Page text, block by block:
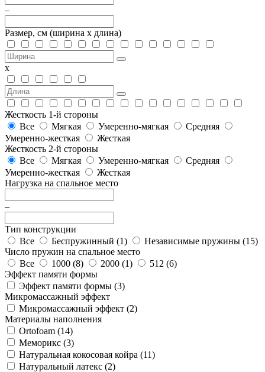
–
Размер, см (ширина х длина)
х
Жесткость 1-й стороны
Все
Мягкая Умеренно-мягкая
Средняя
Умеренно-жесткая
Жесткая
Жесткость 2-й стороны
Все
Мягкая Умеренно-мягкая
Средняя
Умеренно-жесткая
Жесткая
Нагрузка на спальное место
–
Тип конструкции
Все
Беспружинный (1) Независимые пружины (15)
Число пружин на спальное место
Все
1000 (8) 2000 (1) 512 (6)
Эффект памяти формы
Эффект памяти формы (3)
Микромассажный эффект
Микромассажный эффект (2)
Материалы наполнения
Ortofoam (14)
Меморикс (3)
Натуральная кокосовая койра (11)
Натуральный латекс (2)